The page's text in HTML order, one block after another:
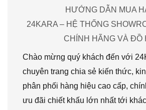
HƯỚNG DẪN MUA
24KARA – HỆ THỐNG
CHÍNH HÃNG VÀ ĐỒ
Chào mừng quý khách đến với
chuyên trang chia sẻ kiến thức,
phân phối hàng hiệu cao cấp,
ưu đãi chiết khấu lớn nhất tới